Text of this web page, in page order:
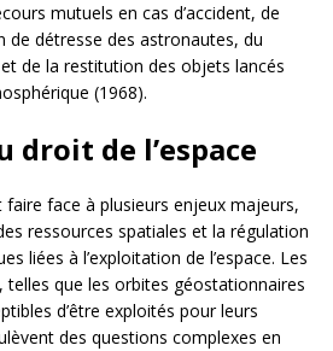
mutuels en cas d’accident, de
de détresse des astronautes, du
de la restitution des objets lancés
(1968).
droit de l’espace
faire face à plusieurs enjeux majeurs,
ressources spatiales et la régulation
liées à l’exploitation de l’espace. Les
, telles que les orbites géostationnaires
d’être exploités pour leurs
des questions complexes en